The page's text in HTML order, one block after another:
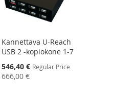
Kannettava U-Reach
USB 2 -kopiokone 1-7
Special
Price
546,40 € Regular Price
666,00 €